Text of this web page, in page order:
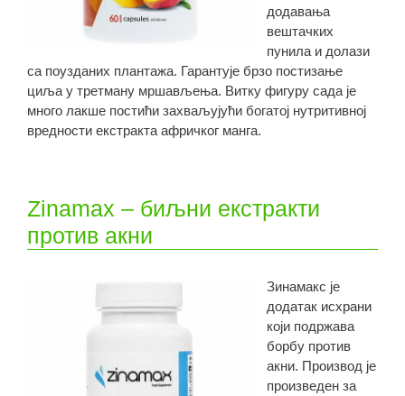
додавања
вештачких
пунила и долази
са поузданих плантажа. Гарантује брзо постизање
циља у третману мршављења. Витку фигуру сада је
много лакше постићи захваљујући богатој нутритивној
вредности екстракта афричког манга.
Zinamax – биљни екстракти
против акни
Зинамакс је
додатак исхрани
који подржава
борбу против
акни. Производ је
произведен за